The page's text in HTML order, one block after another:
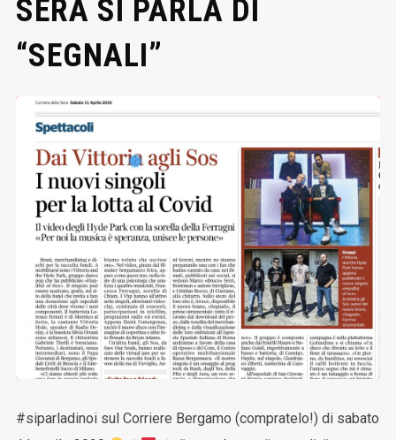
SERA SI PARLA DI
“SEGNALI”
#siparladinoi sul Corriere Bergamo (compratelo!) di sabato